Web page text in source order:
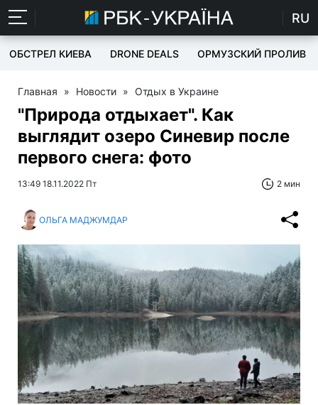
RU
ОБСТРЕЛ КИЕВА DRONE DEALS ОРМУЗСКИЙ ПРОЛИВ
Главная » Новости » Отдых в Украине
"Природа отдыхает". Как
выглядит озеро Синевир после
первого снега: фото
13:49 18.11.2022 Пт 2 мин
ОЛЬГА МАДЖУМДАР